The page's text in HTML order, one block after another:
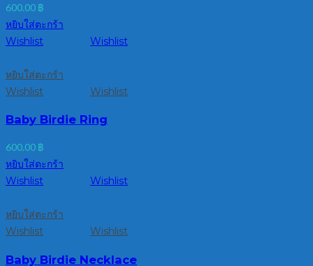
600.00 ฿
หยิบใส่ตะกร้า
Wishlist
Wishlist
หยิบใส่ตะกร้า
Wishlist
Wishlist
Baby Birdie Ring
600.00 ฿
หยิบใส่ตะกร้า
Wishlist
Wishlist
หยิบใส่ตะกร้า
Wishlist
Wishlist
Baby Birdie Necklace